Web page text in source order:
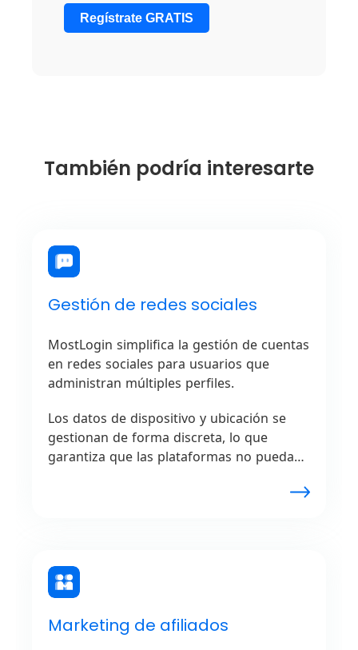
Regístrate GRATIS
También podría interesarte
Gestión de redes sociales
MostLogin simplifica la gestión de cuentas
en redes sociales para usuarios que
administran múltiples perfiles.
Los datos de dispositivo y ubicación se
gestionan de forma discreta, lo que
garantiza que las plataformas no puedan
Marketing de afiliados